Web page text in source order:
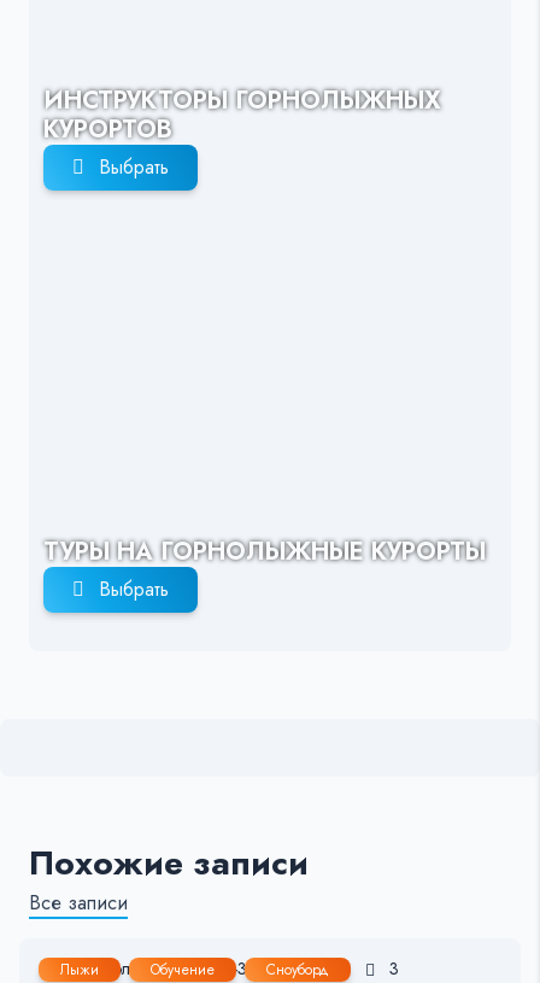
ИНСТРУКТОРЫ ГОРНОЛЫЖНЫХ
КУРОРТОВ
Выбрать
ТУРЫ НА ГОРНОЛЫЖНЫЕ КУРОРТЫ
Выбрать
Похожие записи
Все записи
Лыжи Обучение
Сноуборд
10 Июл, 2026 2-3 мин. 36 3